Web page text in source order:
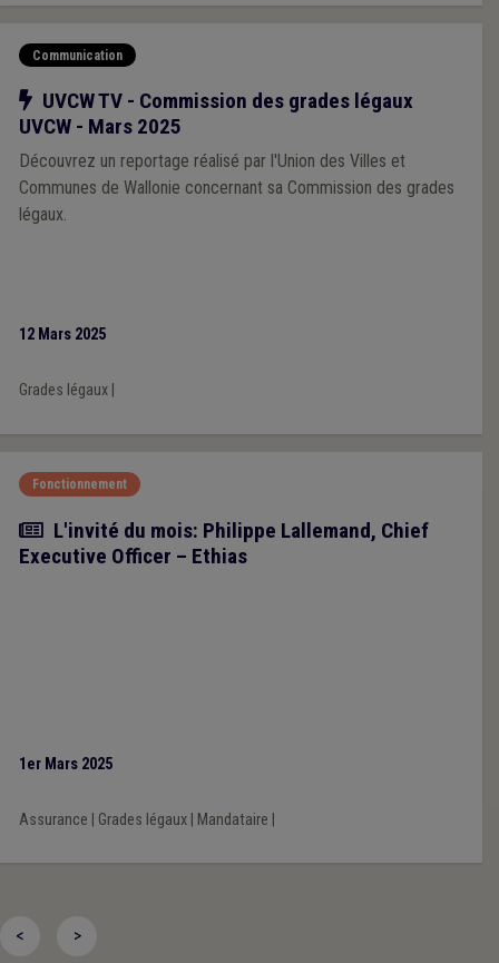
Communication
Notre action
UVCW TV - Commission des grades légaux
UVCW - Mars 2025
Découvrez un reportage réalisé par l'Union des Villes et
Communes de Wallonie concernant sa Commission des grades
légaux.
12 Mars 2025
Grades légaux|
Fonctionnement
Article
L'invité du mois: Philippe Lallemand, Chief
Executive Officer – Ethias
1er Mars 2025
Assurance Grades légaux| Mandataire
< >